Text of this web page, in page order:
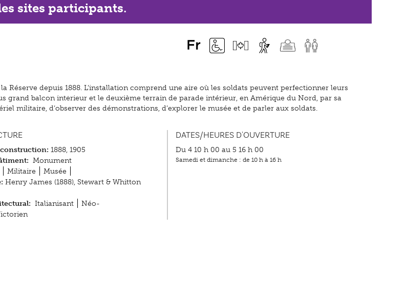
sites participants.
depuis 1888. L’installation comprend une aire où les soldats peuvent perfectionner leurs
grand balcon intérieur et le deuxième terrain de parade intérieur, en Amérique du Nord, par sa
militaire, d’observer des démonstrations, d’explorer le musée et de parler aux soldats.
1888, 1905
Monument
Militaire
Musée
Henry James (1888), Stewart & Whitton
Italianisant
Néo-
DATES/HEURES D'OUVERTURE
Du 4 10 h 00 au 5 16 h 00
Samedi et dimanche : de 10 h à 16 h